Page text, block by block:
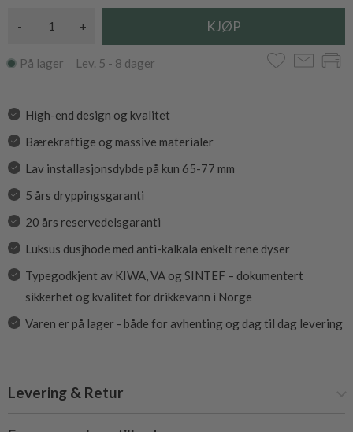
- +
På lager Lev. 5 - 8 dager
High-end design og kvalitet
Bærekraftige og massive materialer
Lav installasjonsdybde på kun 65-77 mm
5 års dryppingsgaranti
20 års reservedelsgaranti
Luksus dusjhode med anti-kalkala enkelt rene dyser
Typegodkjent av KIWA, VA og SINTEF – dokumentert
sikkerhet og kvalitet for drikkevann i Norge
Varen er på lager - både for avhenting og dag til dag levering
Levering & Retur